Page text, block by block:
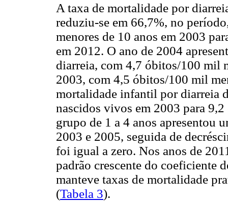
A taxa de mortalidade por
reduziu-se em 66,7%, no
menores de 10 anos em 2003
em 2012. O ano de 2004
diarreia, com 4,7 óbitos/100 mil
2003, com 4,5 óbitos/100 mil
mortalidade infantil por diarreia
nascidos vivos em 2003 para
grupo de 1 a 4 anos apresentou
2003 e 2005, seguida de
foi igual a zero. Nos anos de
padrão crescente do coeficiente
manteve taxas de mortalidade
(Tabela 3).